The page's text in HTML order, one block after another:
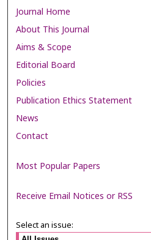
Journal Home
About This Journal
Aims & Scope
Editorial Board
Policies
Publication Ethics Statement
News
Contact
Most Popular Papers
Receive Email Notices or RSS
Select an issue: